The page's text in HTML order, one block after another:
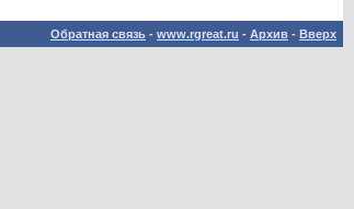
Обратная связь - www.rgreat.ru - Архив - Вверх